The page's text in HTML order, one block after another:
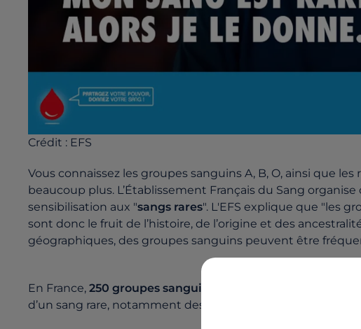
Crédit : EFS
Vous connaissez les groupes sanguins A, B, O, ainsi que
beaucoup plus. L’Établissement Français du Sang
sensibilisation aux "sangs rares". L'EFS explique que "les
sont donc le fruit de l’histoire, de l’origine et des
géographiques, des groupes sanguins peuvent être
En France, 250 groupes sanguins rares sont répertoriés
d’un sang rare, notamment des personnes ayant des